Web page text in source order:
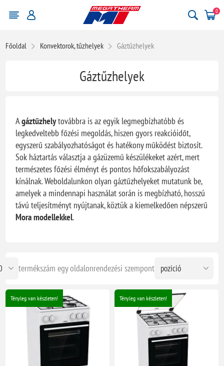
0
Főoldal Konvektorok, tűzhelyek Gáztűzhelyek
Gáztűzhelyek
Agáztűzhelytovábbra is az egyik legmegbízhatóbb és
legkedveltebb főzési megoldás, hiszen gyors reakcióidőt,
egyszerű szabályozhatóságot és hatékony működést biztosít.
Sok háztartás választja a gázüzemű készülékeket azért, mert
természetes főzési élményt és pontos hőfokszabályozást
kínálnak. Weboldalunkon olyan gáztűzhelyeket mutatunk be,
amelyek a mindennapi használat során is megbízható, hosszú
távú teljesítményt nyújtanak, köztük a kiemelkedően népszerű
Mora modellekkel.
rendezési szempont
termékszám egy oldalon
Tényleg van készleten! Tényleg van készleten!